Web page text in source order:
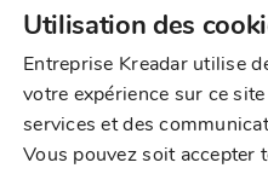
Utilisation des
Entreprise Kreadar utilise
votre expérience sur ce
services et des
Vous pouvez soit accepter